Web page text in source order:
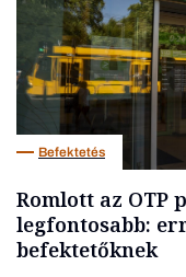
Befektetés
Romlott az OTP
legfontosabb:
befektetőknek